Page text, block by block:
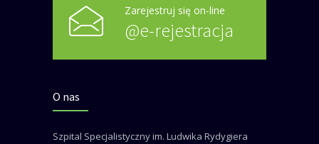
Zarejestruj się on-line
@e-rejestracja
O nas
Szpital Specjalistyczny im. Ludwika Rydygiera